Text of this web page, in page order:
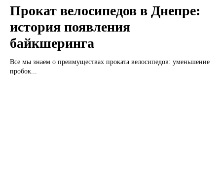
Прокат велосипедов в Днепре:
история появления
байкшеринга
Все мы знаем о преимуществах проката велосипедов: уменьшение
пробок...